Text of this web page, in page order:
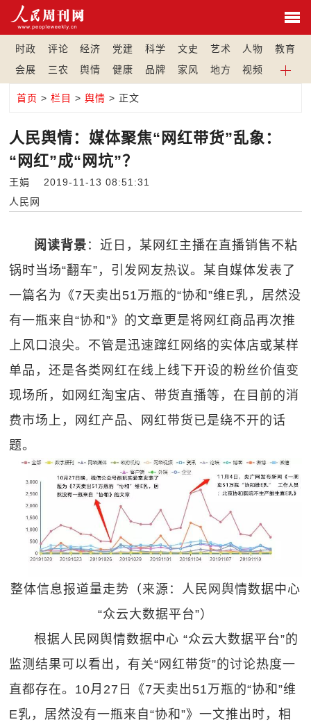
时政 评论 经济 党建 科学 文史 艺术 人物
教育
会展
三农 舆情 健康 品牌 家风 地方 视频
首页 >栏目 >舆情 > 正文
人民舆情：媒体聚焦“网红带货”乱象：
“网红”成“网坑”？
王娟 2019-11-13 08:51:31
人民网
阅读背景 ：近日，某网红主播在直播销售不粘
锅时当场“翻车”，引发网友热议。某自媒体发表了
一篇名为《7天卖出51万瓶的“协和”维E乳，居然没
有一瓶来自“协和”》的文章更是将网红商品再次推
上风口浪尖。不管是迅速蹿红网络的实体店或某样
单品，还是各类网红在线上线下开设的粉丝价值变
现场所，如网红淘宝店、带货直播等，在目前的消
费市场上，网红产品、网红带货已是绕不开的话
题。
整体信息报道量走势（来源：人民网舆情数据中心
“众云大数据平台”）
根据人民网舆情数据中心 “众云大数据平台”的
监测结果可以看出，有关“网红带货”的讨论热度一
直都存在。10月27日《7天卖出51万瓶的“协和”维
E乳，居然没有一瓶来自“协和”》一文推出时，相